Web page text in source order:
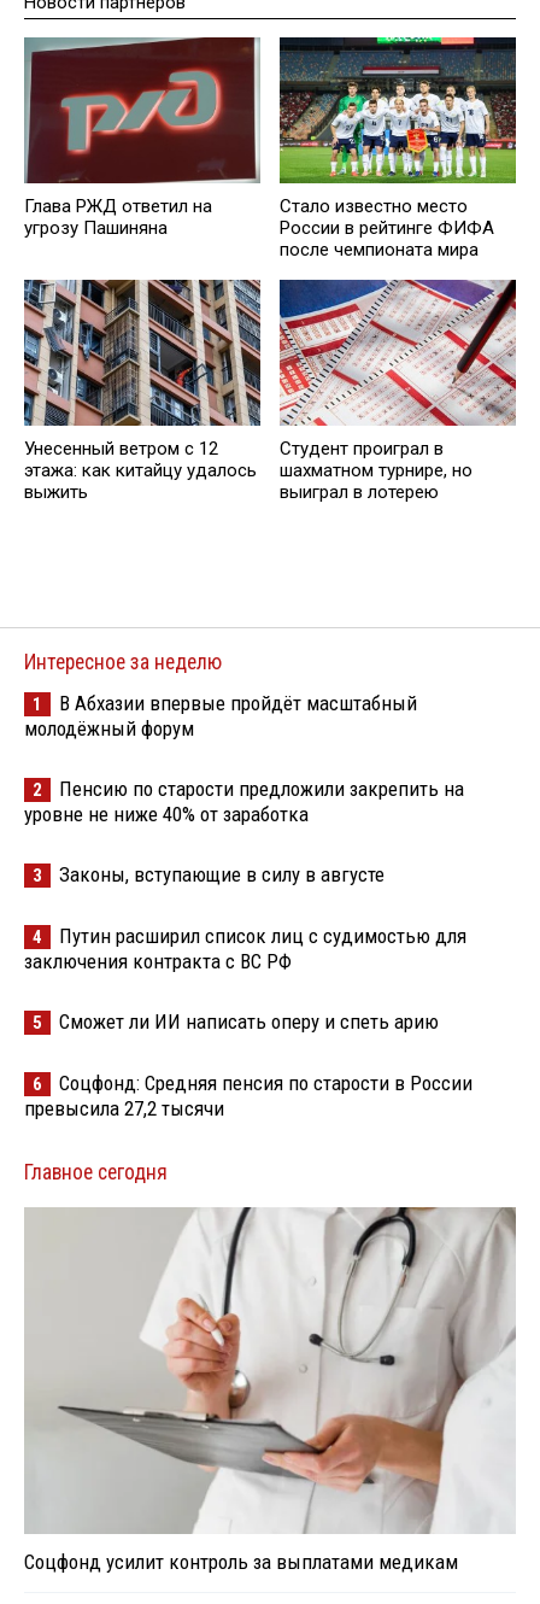
Глава РЖД ответил на
угрозу Пашиняна
Стало известно место
России в рейтинге ФИФА
после чемпионата мира
Унесенный ветром с 12
этажа: как китайцу удалось
выжить
Студент проиграл в
шахматном турнире, но
выиграл в лотерею
Интересное за неделю
1
В Абхазии впервые пройдёт масштабный
молодёжный форум
2
Пенсию по старости предложили закрепить на
уровне не ниже 40% от заработка
3 Законы, вступающие в силу в августе
4
Путин расширил список лиц с судимостью для
заключения контракта с ВС РФ
5 Сможет ли ИИ написать оперу и спеть арию
6
Соцфонд: Средняя пенсия по старости в России
превысила 27,2 тысячи
Главное сегодня
Соцфонд усилит контроль за выплатами медикам